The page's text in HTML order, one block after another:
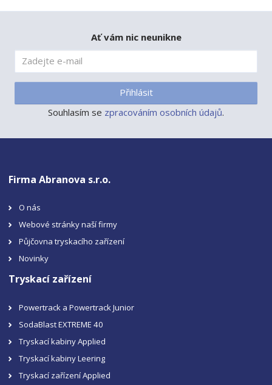
Ať vám nic neunikne
Přihlásit
Souhlasím se zpracováním osobních údajů.
Firma Abranova s.r.o.
O nás
Webové stránky naší firmy
Půjčovna tryskacího zařízení
Novinky
Tryskací zařízení
Powertrack a Powertrack Junior
SodaBlast EXTREME 40
Tryskací kabiny Applied
Tryskací kabiny Leering
Tryskací zařízení Applied